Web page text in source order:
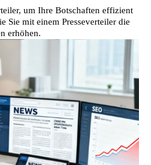
um Ihre Botschaften effizient
Sie mit einem Presseverteiler die
erhöhen.